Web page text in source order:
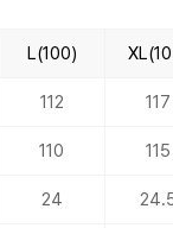
L(100)
112 117
110 115
24